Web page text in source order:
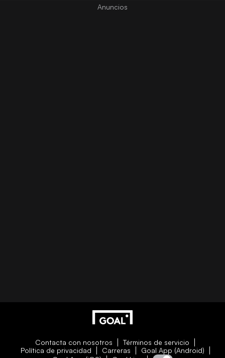
Contacta con nosotros
Términos de servicio
Política de privacidad
Carreras
Goal App (Android)